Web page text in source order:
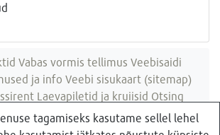
Vabas vormis tellimus Veebisaidi
ja info Veebi sisukaart (sitemap)
Laevapiletid ja kruiisid Otsing
veebisaidist
tagamiseks kasutame sellel lehel